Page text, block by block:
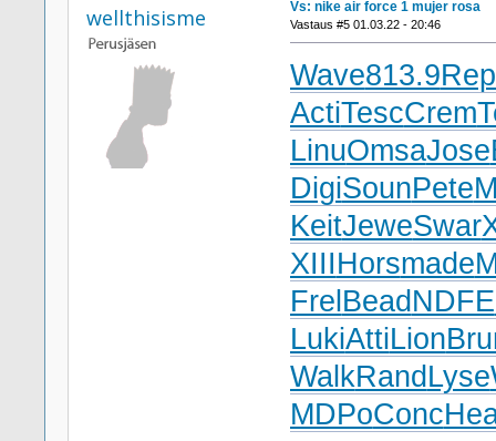
wellthisisme Vs: nike air force 1 mujer rosa
Vastaus #5 01.03.22 - 20:46
Wave813.9
ActiTescCrem
LinuOmsaJose
DigiSounPete
KeitJeweSwar
XIIIHorsmade
Frel Bead NDFE
LukiAttiLion
WalkRand Lyse
MDPoConc